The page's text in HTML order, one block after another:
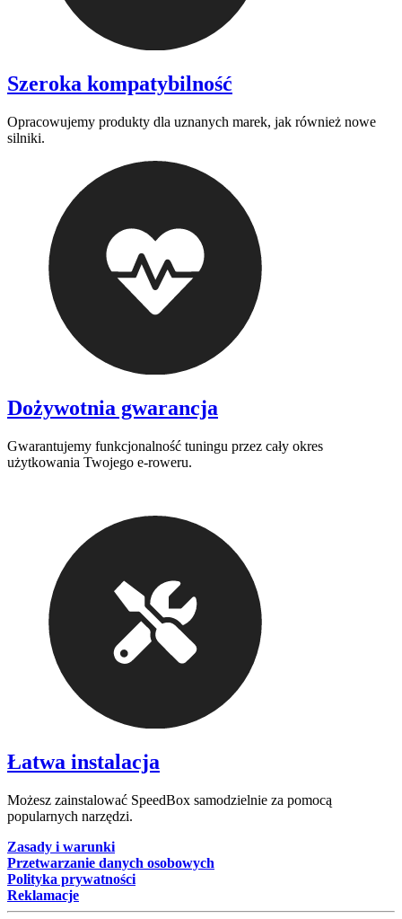
Szeroka kompatybilność
Opracowujemy produkty dla uznanych marek, jak również nowe
silniki.
Dożywotnia gwarancja
Gwarantujemy funkcjonalność tuningu przez cały okres
użytkowania Twojego e-roweru.
Łatwa instalacja
Możesz zainstalować SpeedBox samodzielnie za pomocą
popularnych narzędzi.
Zasady i warunki
Przetwarzanie danych osobowych
Polityka prywatności
Reklamacje